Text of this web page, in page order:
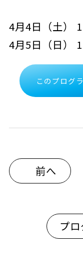
4月4日（土）
4月5日（日）
このプログ
前へ
プ